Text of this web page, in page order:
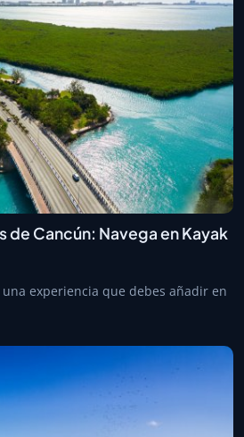
de Cancún: Navega en Kayak
experiencia que debes añadir en